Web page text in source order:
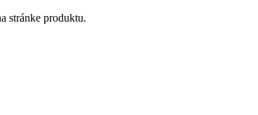
stránke produktu.